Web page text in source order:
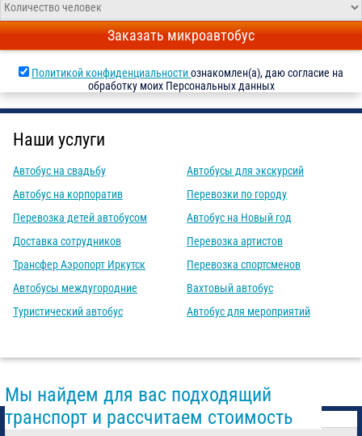
Заказать микроавтобус
Политикой конфиденциальностиознакомлен(а), даю согласие на
обработку моих Персональных данных
Наши услуги
Автобус на свадьбу
Автобус на корпоратив
Перевозка детей автобусом
Доставка сотрудников
Трансфер Аэропорт Иркутск
Автобусы междугородние
Туристический автобус
Автобусы для экскурсий
Перевозки по городу
Автобус на Новый год
Перевозка артистов
Перевозка спортсменов
Вахтовый автобус
Автобус для мероприятий
Мы найдем для вас подходящий
транспорт и рассчитаем стоимость